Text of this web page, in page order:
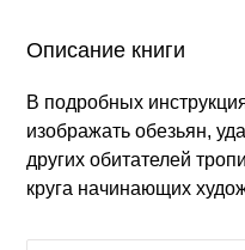
Описание книги
В подробных
изображать обезьян,
других обитателей
круга начинающих